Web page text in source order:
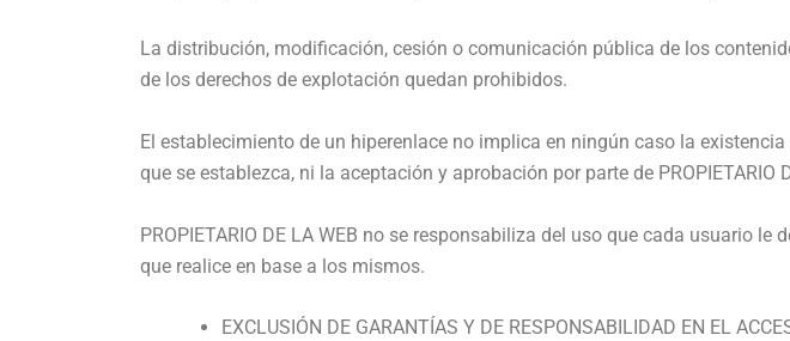
La distribución, modificación, cesión o comunicación pública de los
de los derechos de explotación quedan prohibidos.
El establecimiento de un hiperenlace no implica en ningún caso la
que se establezca, ni la aceptación y aprobación por parte de PROPIETARIO
PROPIETARIO DE LA WEB no se responsabiliza del uso que cada usuario
que realice en base a los mismos.
EXCLUSIÓN DE GARANTÍAS Y DE RESPONSABILIDAD EN EL